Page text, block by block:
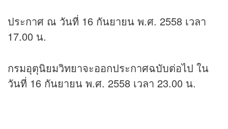
ประกาศ ณ วันที่ 16 กันยายน พ.ศ. 2558 เวลา
17.00 น.
กรมอุตุนิยมวิทยาจะออกประกาศฉบับต่อไป ใน
วันที่ 16 กันยายน พ.ศ. 2558 เวลา 23.00 น.